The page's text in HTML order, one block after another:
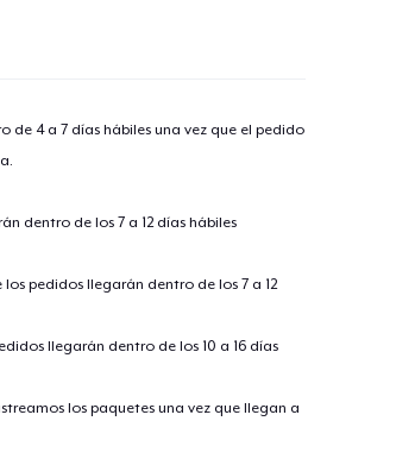
de 4 a 7 días hábiles una vez que el pedido
dentro de los 7 a 12 días hábiles
los pedidos llegarán dentro de los 7 a 12
llegarán dentro de los 10 a 16 días
los paquetes una vez que llegan a